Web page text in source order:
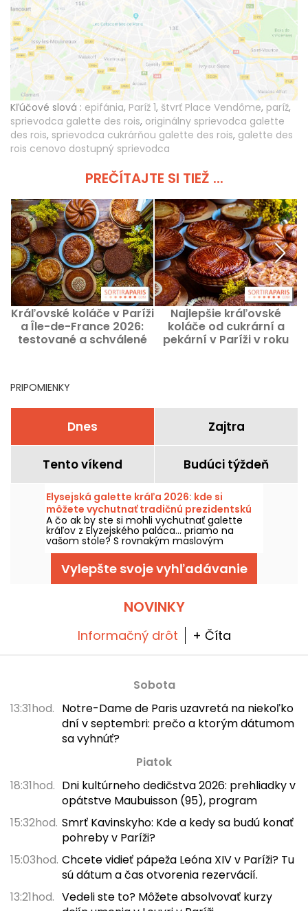
Kľúčové slová : epifánia, Paríž 1, štvrť Place Vendôme, paríž,
sprievodca galette des rois, originálny sprievodca galette
des rois, sprievodca cukrárňou galette des rois, galette des
rois cenovo dostupný sprievodca
PREČÍTAJTE SI TIEŽ ...
Kráľovské koláče v Paríži
a Île-de-France 2026:
testované a schválené
Najlepšie kráľovské
koláče od cukrární a
pekární v Paríži v roku
PRIPOMIENKY
Dnes Zajtra
Tento víkend Budúci týždeň
Elysejská galette kráľa 2026: kde si
môžete vychutnať tradičnú prezidentskú
galette v rodinnej verzii? – fotografie
A čo ak by ste si mohli vychutnať galette
kráľov z Elyzejského paláca... priamo na
vašom stole? S rovnakým maslovým
listovým cestom, domácou frangipánou a
tentoraz s objavovanou fazuľkou, aby sa
každý mohol na chvíľu stať kráľom či
kráľovnou. Túto zákusku nájdete v rodinnej
receptúre podávanej v paláci, no
prispôsobenej pre naše stoly!
Vylepšte svoje vyhľadávanie
NOVINKY
Informačný drôt + Číta
Sobota
13:31hod. Notre-Dame de Paris uzavretá na niekoľko
dní v septembri: prečo a ktorým dátumom
sa vyhnúť?
Piatok
18:31hod. Dni kultúrneho dedičstva 2026: prehliadky v
opátstve Maubuisson (95), program
15:32hod. Smrť Kavinskyho: Kde a kedy sa budú konať
pohreby v Paríži?
15:03hod. Chcete vidieť pápeža Leóna XIV v Paríži? Tu
sú dátum a čas otvorenia rezervácií.
13:21hod. Vedeli ste to? Môžete absolvovať kurzy